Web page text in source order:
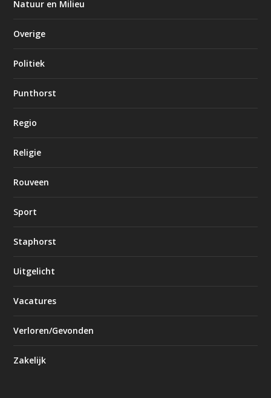
Natuur en Milieu
Overige
Politiek
Punthorst
Regio
Religie
Rouveen
Sport
Staphorst
Uitgelicht
Vacatures
Verloren/Gevonden
Zakelijk